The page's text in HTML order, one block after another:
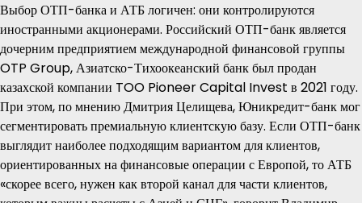
Выбор ОТП-банка и АТБ логичен: они контролируются
иностранными акционерами. Российский ОТП-банк является
дочерним предприятием международной финансовой группы
OTP Group, Азиатско-Тихоокеанский банк был продан
казахской компании TOO Pioneer Capital Invest в 2021 году.
При этом, по мнению Дмитрия Целищева, Юникредит-банк мог
сегментировать премиальную клиентскую базу. Если ОТП-банк
выглядит наиболее подходящим вариантом для клиентов,
ориентированных на финансовые операции с Европой, то АТБ
«скорее всего, нужен как второй канал для части клиентов,